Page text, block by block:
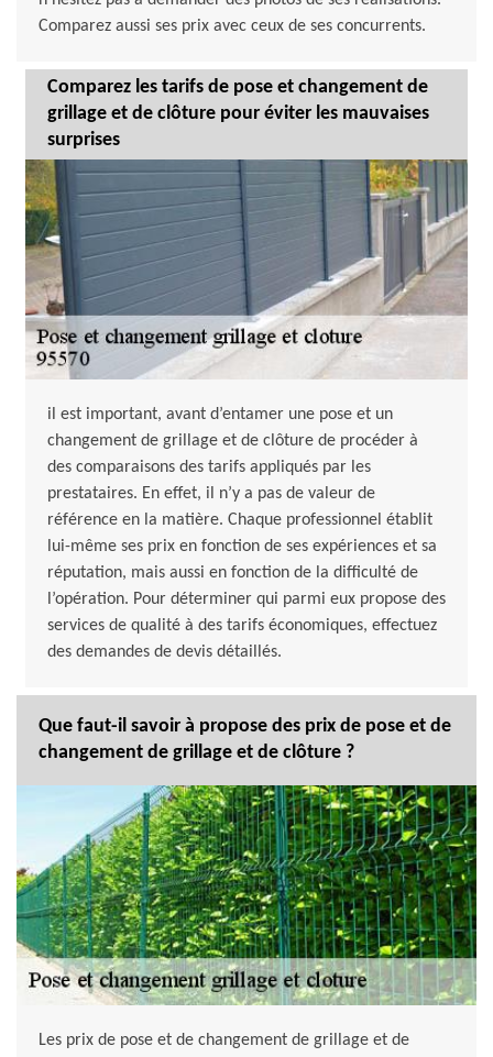
Comparez aussi ses prix avec ceux de ses concurrents.
Comparez les tarifs de pose et changement de
grillage et de clôture pour éviter les mauvaises
surprises
il est important, avant d’entamer une pose et un
changement de grillage et de clôture de procéder à
des comparaisons des tarifs appliqués par les
prestataires. En effet, il n’y a pas de valeur de
référence en la matière. Chaque professionnel établit
lui-même ses prix en fonction de ses expériences et sa
réputation, mais aussi en fonction de la difficulté de
l’opération. Pour déterminer qui parmi eux propose des
services de qualité à des tarifs économiques, effectuez
des demandes de devis détaillés.
Que faut-il savoir à propose des prix de pose et de
changement de grillage et de clôture ?
Les prix de pose et de changement de grillage et de